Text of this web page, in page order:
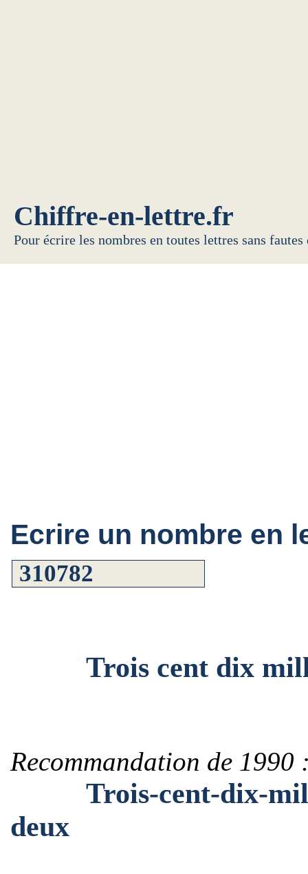
Chiffre-en-lettre.fr
Pour écrire les nombres en toutes lettres sans
Ecrire un nombre en
Trois cent dix mille
Recommandation de 1990
Trois-cent-dix-
deux